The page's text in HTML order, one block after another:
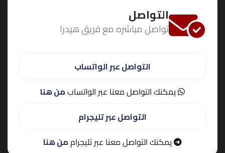
التواصل
تواصل مباشره مع فريق هيدرا
التواصل عبر الواتساب
يمكنك التواصل معنا عبر الواتسابمن هنا
التواصل عبر تليجرام
يمكنك التواصل معنا عبر تليجراممن هنا